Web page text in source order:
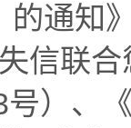
的通知
信联
号）、